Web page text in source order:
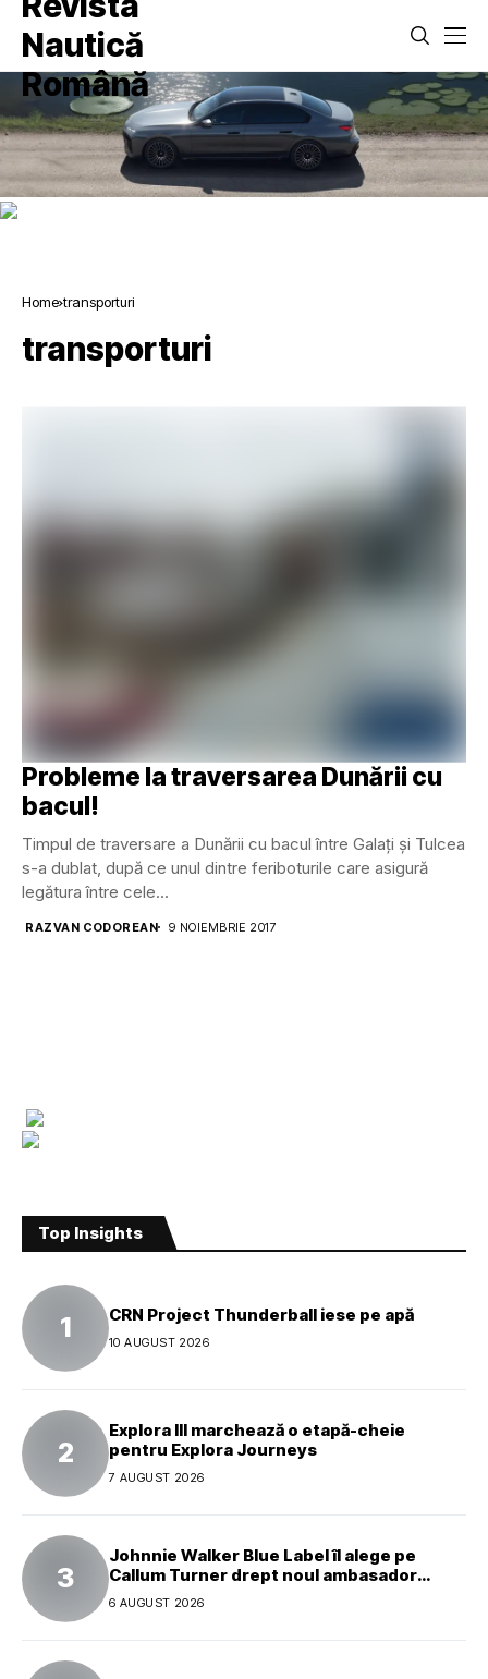
Home transporturi
transporturi
Probleme la traversarea Dunării cu
bacul!
Timpul de traversare a Dunării cu bacul între Galaţi şi Tulcea
s-a dublat, după ce unul dintre feriboturile care asigură
legătura între cele...
RAZVAN CODOREAN 9 NOIEMBRIE 2017
Top Insights
CRN Project Thunderball iese pe apă
10 AUGUST 2026
Explora III marchează o etapă-cheie
pentru Explora Journeys
7 AUGUST 2026
Johnnie Walker Blue Label îl alege pe
Callum Turner drept noul ambasador
global al mărcii
6 AUGUST 2026